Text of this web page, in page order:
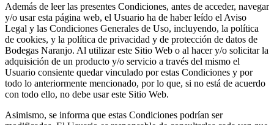
Además de leer las presentes Condiciones, antes de acceder, navegar
y/o usar esta página web, el Usuario ha de haber leído el Aviso
Legal y las Condiciones Generales de Uso, incluyendo, la política
de cookies, y la política de privacidad y de protección de datos de
Bodegas Naranjo. Al utilizar este Sitio Web o al hacer y/o solicitar la
adquisición de un producto y/o servicio a través del mismo el
Usuario consiente quedar vinculado por estas Condiciones y por
todo lo anteriormente mencionado, por lo que, si no está de acuerdo
con todo ello, no debe usar este Sitio Web.
Asimismo, se informa que estas Condiciones podrían ser